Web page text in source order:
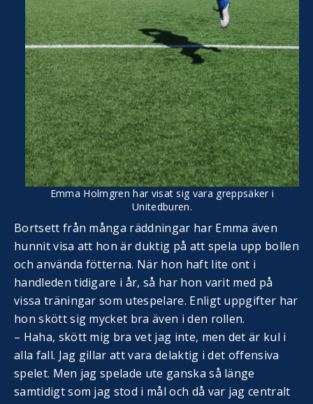
Emma Holmgren har visat sig vara greppsäker i
Unitedburen.
Bortsett från många räddningar har Emma även
hunnit visa att hon är duktig på att spela upp bollen
och använda fötterna. När hon haft lite ont i
handleden tidigare i år, så har hon varit med på
vissa träningar som utespelare. Enligt uppgifter har
hon skött sig mycket bra även i den rollen.
– Haha, skött mig bra vet jag inte, men det är kul i
alla fall. Jag gillar att vara delaktig i det offensiva
spelet. Men jag spelade ute ganska så länge
samtidigt som jag stod i mål och då var jag centralt